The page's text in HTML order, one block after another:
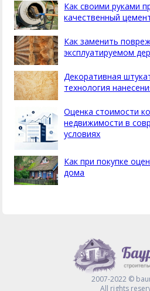
Как своими руками
качественный
Как заменить
эксплуатируемом
Декоративная
технология
Оценка стоимости
недвижимости в
условиях
Как при покупке
дома
2007-2022 ©
All rights